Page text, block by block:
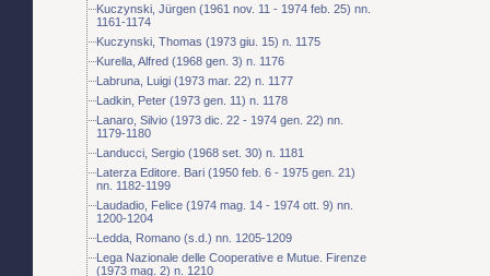
Kuczynski, Jürgen (1961 nov. 11 - 1974 feb. 25) nn.
1161-1174
Kuczynski, Thomas (1973 giu. 15) n. 1175
Kurella, Alfred (1968 gen. 3) n. 1176
Labruna, Luigi (1973 mar. 22) n. 1177
Ladkin, Peter (1973 gen. 11) n. 1178
Lanaro, Silvio (1973 dic. 22 - 1974 gen. 22) nn.
1179-1180
Landucci, Sergio (1968 set. 30) n. 1181
Laterza Editore. Bari (1950 feb. 6 - 1975 gen. 21)
nn. 1182-1199
Laudadio, Felice (1974 mag. 14 - 1974 ott. 9) nn.
1200-1204
Ledda, Romano (s.d.) nn. 1205-1209
Lega Nazionale delle Cooperative e Mutue. Firenze
(1973 mag. 2) n. 1210